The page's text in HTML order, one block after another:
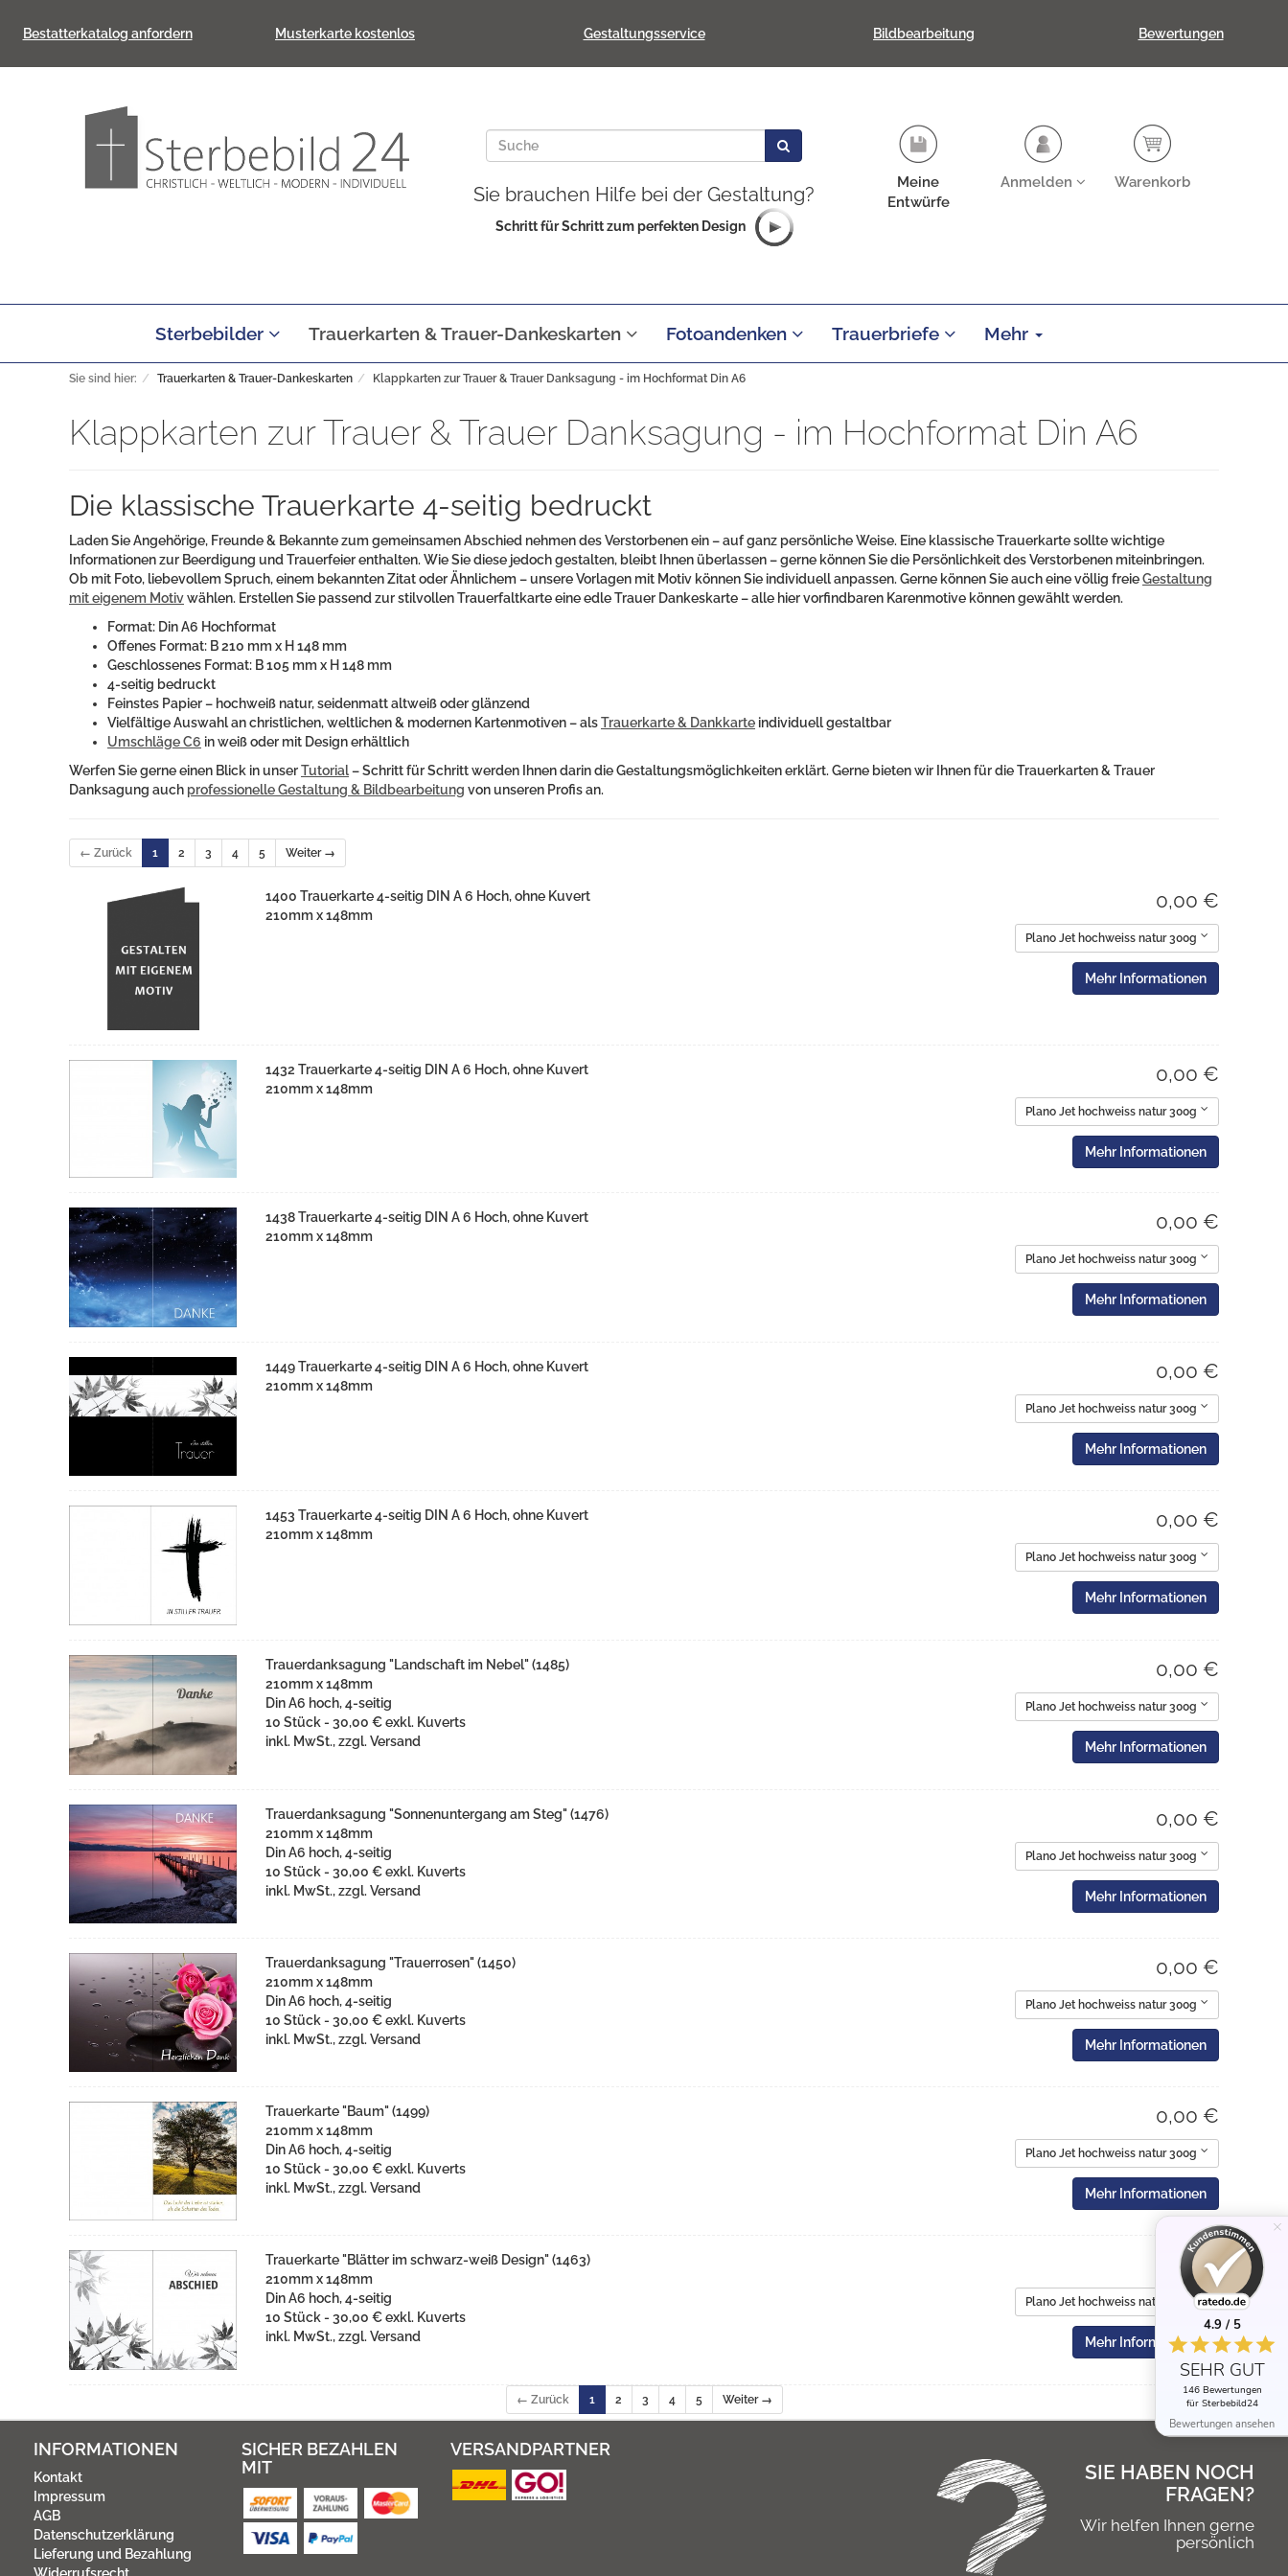
Bestatterkatalog anfordern Musterkarte kostenlos Gestaltungsservice Bildbearbeitung Bewertungen
Sie brauchen Hilfe bei der Gestaltung?
Schritt für Schritt zum perfekten Design
Meine
Entwürfe
Anmelden Warenkorb
Sterbebilder Trauerkarten & Trauer-Dankeskarten Fotoandenken Trauerbriefe Mehr
Sie sind hier: Trauerkarten & Trauer-Dankeskarten Klappkarten zur Trauer & Trauer Danksagung - im Hochformat Din A6
Klappkarten zur Trauer & Trauer Danksagung - im Hochformat Din A6
Die klassische Trauerkarte 4-seitig bedruckt
Laden Sie Angehörige, Freunde & Bekannte zum gemeinsamen Abschied nehmen des Verstorbenen ein – auf ganz persönliche Weise. Eine klassische Trauerkarte sollte wichtige
Informationen zur Beerdigung und Trauerfeier enthalten. Wie Sie diese jedoch gestalten, bleibt Ihnen überlassen – gerne können Sie die Persönlichkeit des Verstorbenen miteinbringen.
Ob mit Foto, liebevollem Spruch, einem bekannten Zitat oder Ähnlichem – unsere Vorlagen mit Motiv können Sie individuell anpassen. Gerne können Sie auch eine völlig freieGestaltung
mit eigenem Motivwählen. Erstellen Sie passend zur stilvollen Trauerfaltkarte eine edle Trauer Dankeskarte – alle hier vorfindbaren Karenmotive können gewählt werden.
Format: Din A6 Hochformat
Offenes Format: B 210 mm x H 148 mm
Geschlossenes Format: B 105 mm x H 148 mm
4-seitig bedruckt
Feinstes Papier – hochweiß natur, seidenmatt altweiß oder glänzend
Vielfältige Auswahl an christlichen, weltlichen & modernen Kartenmotiven – alsTrauerkarte & Dankkarte individuell gestaltbar
Umschläge C6 in weiß oder mit Design erhältlich
Werfen Sie gerne einen Blick in unserTutorial– Schritt für Schritt werden Ihnen darin die Gestaltungsmöglichkeiten erklärt. Gerne bieten wir Ihnen für die Trauerkarten & Trauer
Danksagung auch professionelle Gestaltung & Bildbearbeitung von unseren Profis an.
← Zurück 1 2 3 4 5 Weiter →
1400 Trauerkarte 4-seitig DIN A 6 Hoch, ohne Kuvert
210mm x 148mm
0,00 €
Plano Jet hochweiss natur 300g
Mehr Informationen
1432 Trauerkarte 4-seitig DIN A 6 Hoch, ohne Kuvert
210mm x 148mm
0,00 €
Plano Jet hochweiss natur 300g
Mehr Informationen
1438 Trauerkarte 4-seitig DIN A 6 Hoch, ohne Kuvert
210mm x 148mm
0,00 €
Plano Jet hochweiss natur 300g
Mehr Informationen
1449 Trauerkarte 4-seitig DIN A 6 Hoch, ohne Kuvert
210mm x 148mm
0,00 €
Plano Jet hochweiss natur 300g
Mehr Informationen
1453 Trauerkarte 4-seitig DIN A 6 Hoch, ohne Kuvert
210mm x 148mm
0,00 €
Plano Jet hochweiss natur 300g
Mehr Informationen
Trauerdanksagung "Landschaft im Nebel" (1485)
210mm x 148mm
Din A6 hoch, 4-seitig
10 Stück - 30,00 € exkl. Kuverts
inkl. MwSt., zzgl. Versand
0,00 €
Plano Jet hochweiss natur 300g
Mehr Informationen
Trauerdanksagung "Sonnenuntergang am Steg" (1476)
210mm x 148mm
Din A6 hoch, 4-seitig
10 Stück - 30,00 € exkl. Kuverts
inkl. MwSt., zzgl. Versand
0,00 €
Plano Jet hochweiss natur 300g
Mehr Informationen
Trauerdanksagung "Trauerrosen" (1450)
210mm x 148mm
Din A6 hoch, 4-seitig
10 Stück - 30,00 € exkl. Kuverts
inkl. MwSt., zzgl. Versand
0,00 €
Plano Jet hochweiss natur 300g
Mehr Informationen
Trauerkarte "Baum" (1499)
210mm x 148mm
Din A6 hoch, 4-seitig
10 Stück - 30,00 € exkl. Kuverts
inkl. MwSt., zzgl. Versand
0,00 €
Plano Jet hochweiss natur 300g
Mehr Informationen
Trauerkarte "Blätter im schwarz-weiß Design" (1463)
210mm x 148mm
Din A6 hoch, 4-seitig
10 Stück - 30,00 € exkl. Kuverts
inkl. MwSt., zzgl. Versand
0,00 €
Plano Jet hochweiss natur 300g
Mehr Informationen
← Zurück 1 2 3 4 5 Weiter →
INFORMATIONEN
Kontakt
Impressum
AGB
Datenschutzerklärung
Lieferung und Bezahlung
Widerrufsrecht
SICHER BEZAHLEN
MIT
VERSANDPARTNER
SIE HABEN NOCH
FRAGEN?
Wir helfen Ihnen gerne
persönlich
4.9 / 5
SEHR GUT
146 Bewertungen
für Sterbebild24
Bewertungen ansehen